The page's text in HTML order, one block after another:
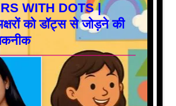
WITH DOTS |
को डॉट्स से जोड़ने की